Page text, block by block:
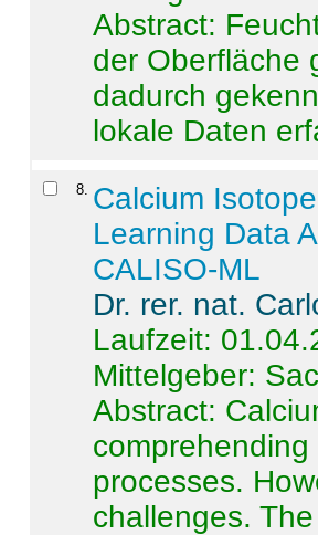
Abstract:
der Oberfläche
dadurch
lokale Daten
8 Calcium
Learning Data
CALISO-ML
Dr. rer. nat.
Laufzeit:
Mittelgeber:
Abstract:
processes.
challenges.